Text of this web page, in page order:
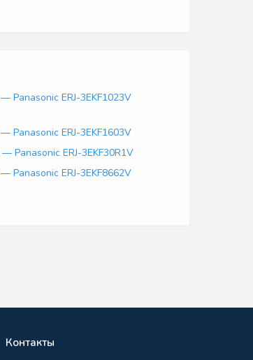
— Panasonic ERJ-3EKF1023V
— Panasonic ERJ-3EKF1603V
— Panasonic ERJ-3EKF30R1V
— Panasonic ERJ-3EKF8662V
Контакты